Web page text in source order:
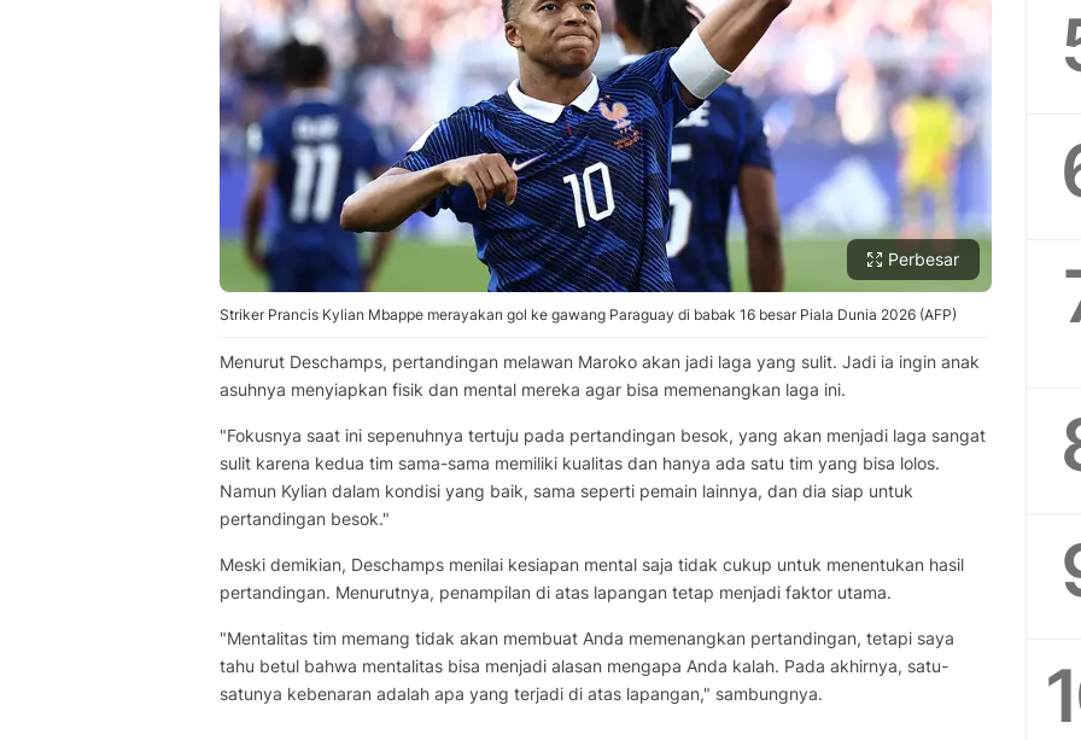
Perbesar
Striker Prancis Kylian Mbappe merayakan gol ke gawang Paraguay di babak 16 besar Piala Dunia 2026 (AFP)
Menurut Deschamps, pertandingan melawan Maroko akan jadi laga yang sulit. Jadi ia ingin anak
asuhnya menyiapkan fisik dan mental mereka agar bisa memenangkan laga ini.
"Fokusnya saat ini sepenuhnya tertuju pada pertandingan besok, yang akan menjadi laga sangat
sulit karena kedua tim sama-sama memiliki kualitas dan hanya ada satu tim yang bisa lolos.
Namun Kylian dalam kondisi yang baik, sama seperti pemain lainnya, dan dia siap untuk
pertandingan besok."
Meski demikian, Deschamps menilai kesiapan mental saja tidak cukup untuk menentukan hasil
pertandingan. Menurutnya, penampilan di atas lapangan tetap menjadi faktor utama.
"Mentalitas tim memang tidak akan membuat Anda memenangkan pertandingan, tetapi saya
tahu betul bahwa mentalitas bisa menjadi alasan mengapa Anda kalah. Pada akhirnya, satu-
satunya kebenaran adalah apa yang terjadi di atas lapangan," sambungnya.